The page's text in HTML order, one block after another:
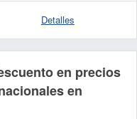
Detalles
en precios
en